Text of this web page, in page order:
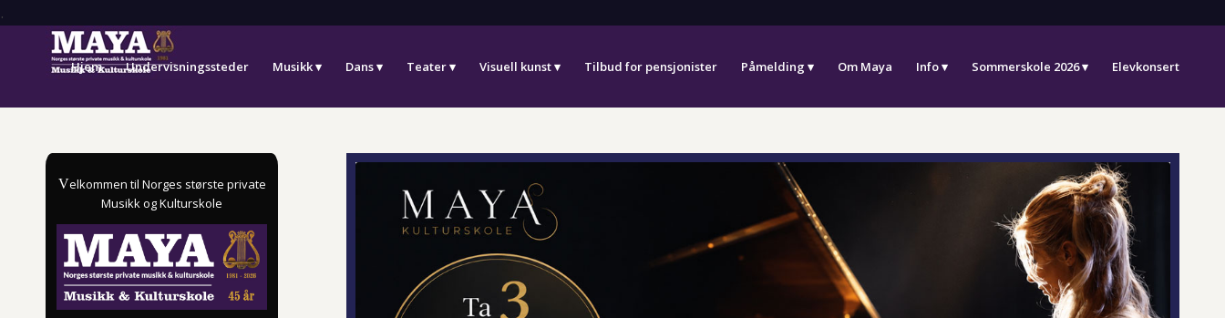
.
Hjem Undervisningssteder Musikk Dans Teater Visuell kunst Tilbud for pensjonister Påmelding Om Maya Info Sommerskole 2026 Elevkonsert
Velkommen til Norges største private
Musikk og Kulturskole